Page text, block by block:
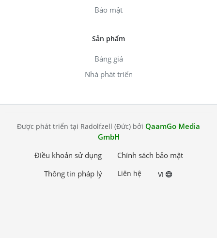
Bảo mật
Sản phẩm
Bảng giá
Nhà phát triển
Được phát triển tại Radolfzell (Đức) bởi QaamGo Media
GmbH
Điều khoản sử dụng
Chính sách bảo mật
Thông tin pháp lý
Liên hệ VI